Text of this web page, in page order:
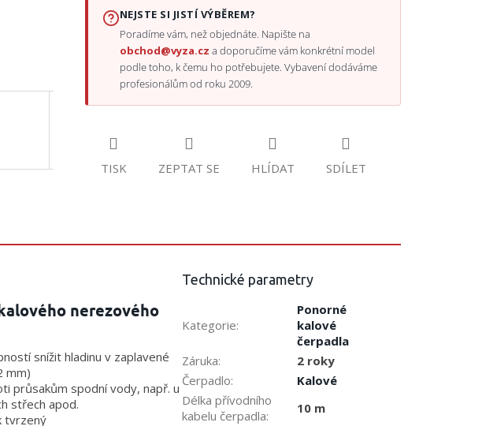
NEJSTE SI JISTÍ VÝBĚREM?
Poradíme vám, než objednáte. Napište na
obchod@vyza.cz a doporučíme vám konkrétní model
podle toho, k čemu ho potřebujete. Vybavení dodáváme
profesionálům od roku 2009.
TISK ZEPTAT SE HLÍDAT SDÍLET
nerezového
snížit hladinu v zaplavené
mm)
průsakům spodní vody, např. u
střech apod.
tvrzený
Technické parametry
Kategorie:
Ponorné
kalové
čerpadla
Záruka:
2 roky
Čerpadlo:
Kalové
Délka přívodního
kabelu čerpadla:
10 m